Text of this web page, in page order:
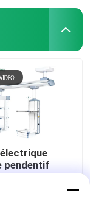
pendentif
Boom